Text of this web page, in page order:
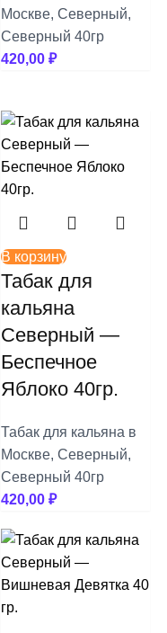
+
+
+
+
+
+
+
Москве, Северный,
Северный 40гр
420,00 ₽
В корзину
Табак для
кальяна
Северный —
Беспечное
Яблоко 40гр.
Табак для кальяна в
Москве, Северный,
Северный 40гр
420,00 ₽